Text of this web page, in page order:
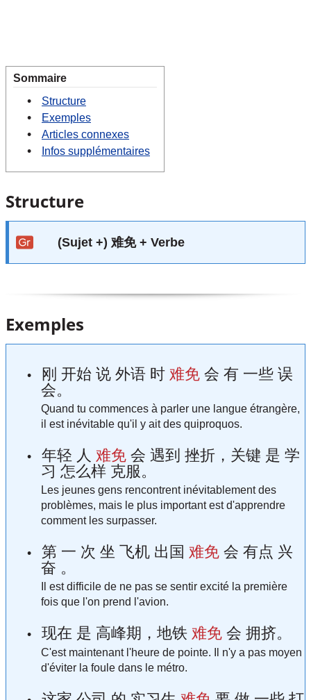
Sommaire
Structure
Exemples
Articles connexes
Infos supplémentaires
Structure
(Sujet +) 难免 + Verbe
Exemples
刚 开始 说 外语 时 难免 会 有 一些 误
会。
Quand tu commences à parler une langue étrangère,
il est inévitable qu'il y ait des quiproquos.
年轻 人 难免 会 遇到 挫折，关键 是 学
习 怎么样 克服。
Les jeunes gens rencontrent inévitablement des
problèmes, mais le plus important est d'apprendre
comment les surpasser.
第 一 次 坐 飞机 出国 难免 会 有点 兴
奋 。
Il est difficile de ne pas se sentir excité la première
fois que l'on prend l'avion.
现在 是 高峰期，地铁 难免 会 拥挤。
C'est maintenant l'heure de pointe. Il n'y a pas moyen
d'éviter la foule dans le métro.